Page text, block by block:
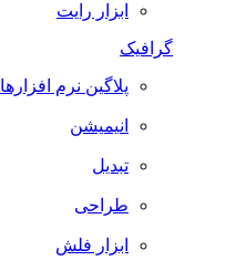
ابزار رایت
گرافیک
پلاگین نرم افزارها
انیمیشن
تبدیل
طراحی
ابزار فلش